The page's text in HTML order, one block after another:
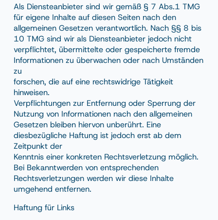
Als Diensteanbieter sind wir gemäß § 7 Abs.1 TMG
für eigene Inhalte auf diesen Seiten nach den
allgemeinen Gesetzen verantwortlich. Nach §§ 8 bis
10 TMG sind wir als Diensteanbieter jedoch nicht
verpflichtet, übermittelte oder gespeicherte fremde
Informationen zu überwachen oder nach Umständen
zu
forschen, die auf eine rechtswidrige Tätigkeit
hinweisen.
Verpflichtungen zur Entfernung oder Sperrung der
Nutzung von Informationen nach den allgemeinen
Gesetzen bleiben hiervon unberührt. Eine
diesbezügliche Haftung ist jedoch erst ab dem
Zeitpunkt der
Kenntnis einer konkreten Rechtsverletzung möglich.
Bei Bekanntwerden von entsprechenden
Rechtsverletzungen werden wir diese Inhalte
umgehend entfernen.
Haftung für Links